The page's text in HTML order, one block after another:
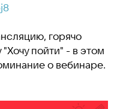
горячо
пойти" - в этом
о вебинаре.